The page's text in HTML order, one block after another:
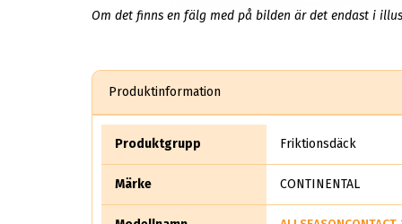
Om det finns en fälg med på bilden är det endast i
Produktinformation
Produktgrupp Friktionsdäck
Märke CONTINENTAL